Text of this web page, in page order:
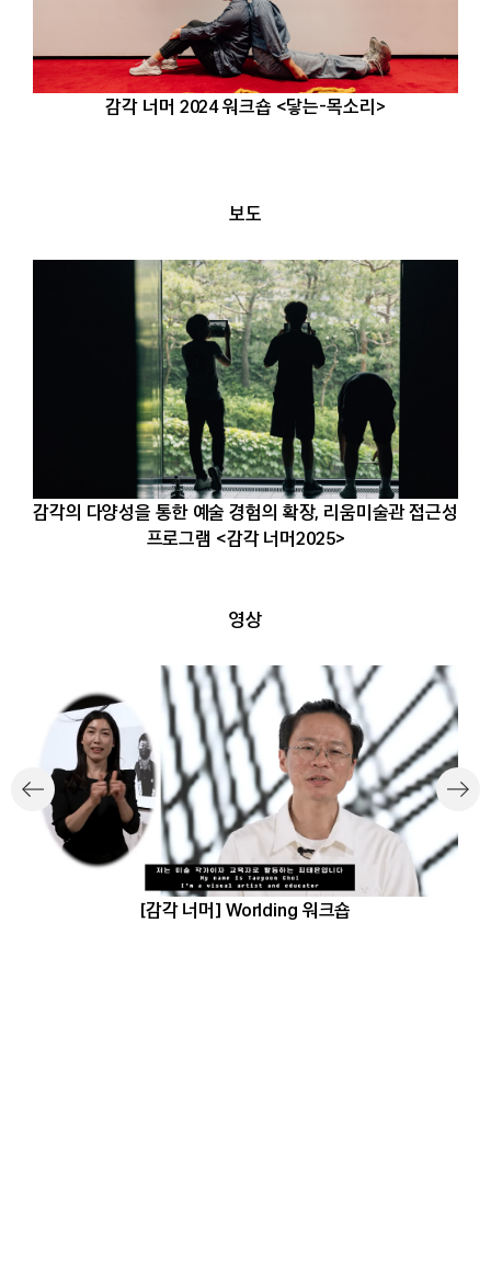
감각 너머 2024 워크숍 <닿는-목소리>
보도
감각의 다양성을 통한 예술 경험의 확장, 리움미술관 접근성
프로그램 <감각 너머2025>
영상
[감각 너머] Worlding 워크숍